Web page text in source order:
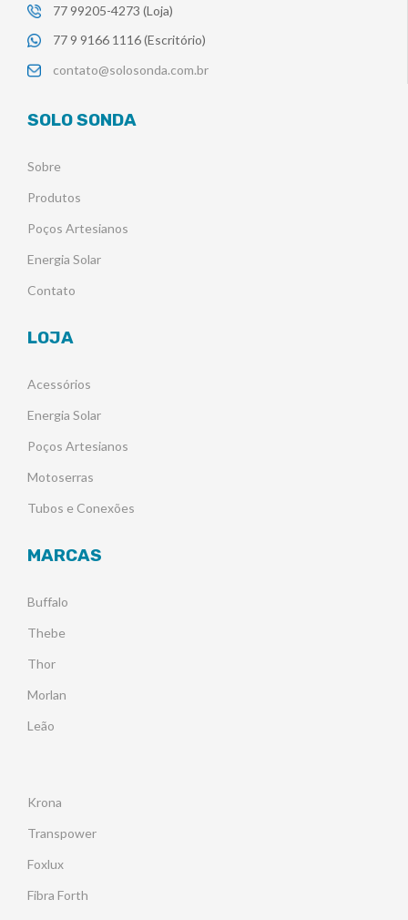
77 99205-4273 (Loja)
77 9 9166 1116 (Escritório)
contato@solosonda.com.br
SOLO SONDA
Sobre
Produtos
Poços Artesianos
Energia Solar
Contato
LOJA
Acessórios
Energia Solar
Poços Artesianos
Motoserras
Tubos e Conexões
MARCAS
Buffalo
Thebe
Thor
Morlan
Leão
Krona
Transpower
Foxlux
Fibra Forth